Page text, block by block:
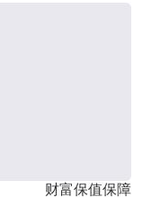
财富保值保障